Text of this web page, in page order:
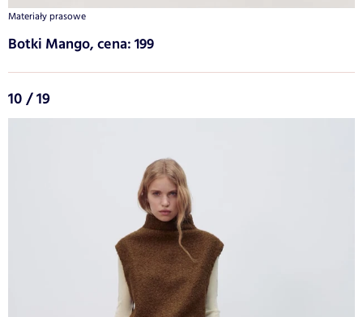
Materiały prasowe
Botki Mango, cena: 199
10 / 19